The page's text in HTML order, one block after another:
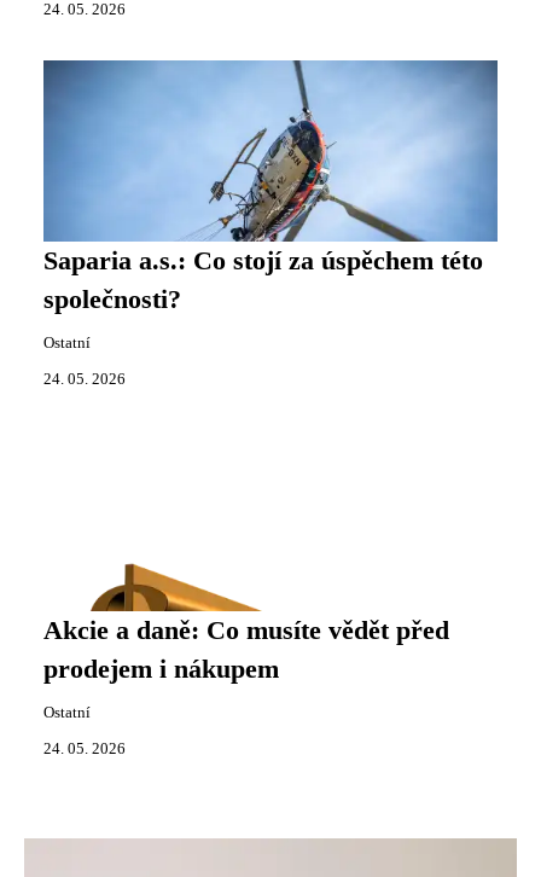
24. 05. 2026
Saparia a.s.: Co stojí za úspěchem této
společnosti?
Ostatní
24. 05. 2026
Akcie a daně: Co musíte vědět před
prodejem i nákupem
Ostatní
24. 05. 2026